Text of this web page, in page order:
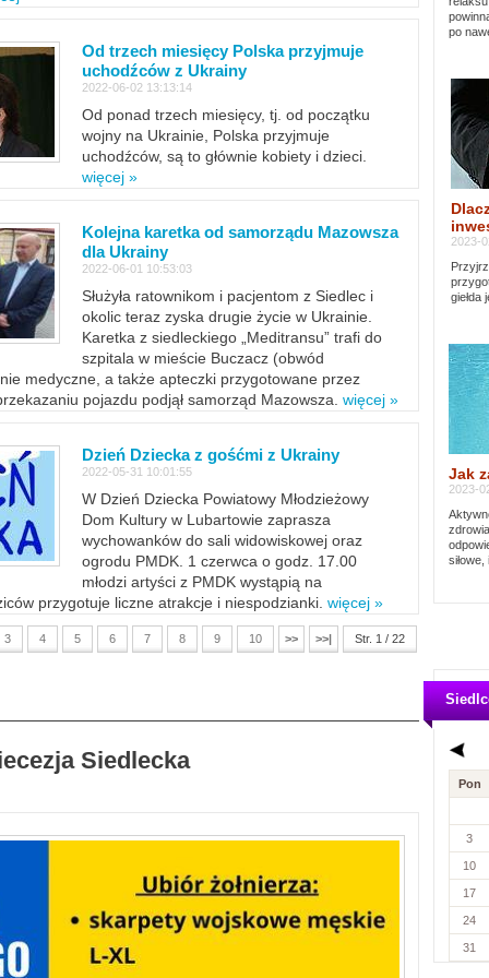
Od trzech miesięcy Polska przyjmuje
uchodźców z Ukrainy
2022-06-02 13:13:14
Od ponad trzech miesięcy, tj. od początku
wojny na Ukrainie, Polska przyjmuje
uchodźców, są to głównie kobiety i dzieci.
więcej »
Kolejna karetka od samorządu Mazowsza
dla Ukrainy
2022-06-01 10:53:03
Służyła ratownikom i pacjentom z Siedlec i
okolic teraz zyska drugie życie w Ukrainie.
Karetka z siedleckiego „Meditransu” trafi do
szpitala w mieście Buczacz (obwód
medyczne, a także apteczki przygotowane przez
pojazdu podjął samorząd Mazowsza. więcej »
Dzień Dziecka z gośćmi z Ukrainy
2022-05-31 10:01:55
W Dzień Dziecka Powiatowy Młodzieżowy
Dom Kultury w Lubartowie zaprasza
wychowanków do sali widowiskowej oraz
ogrodu PMDK. 1 czerwca o godz. 17.00
młodzi artyści z PMDK wystąpią na
przygotuje liczne atrakcje i niespodzianki. więcej »
3 4 5 6 7 8 9 10 >> >>| Str. 1 / 22
Siedlecka
po
2023-
giełda
Jak
2023-
Pon
3
10
17
24
31